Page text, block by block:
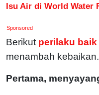
Isu Air di World Water
Sponsored
Berikut perilaku baik
menambah kebaikan.
Pertama,